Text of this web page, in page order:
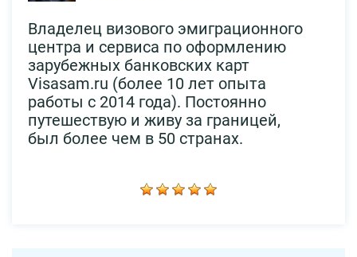
Владелец визового эмиграционного
центра и сервиса по оформлению
зарубежных банковских карт
Visasam.ru (более 10 лет опыта
работы с 2014 года). Постоянно
путешествую и живу за границей,
был более чем в 50 странах.